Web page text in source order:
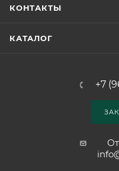
КОНТАКТЫ
КАТАЛОГ
+7